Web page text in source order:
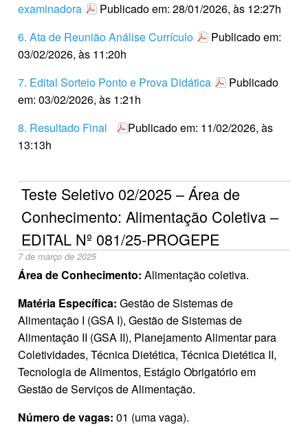
examinadora
Publicado em: 28/01/2026, às 12:27h
6. Ata de Reunião Análise Currículo
Publicado em:
03/02/2026, às 11:20h
7. Edital Sorteio Ponto e Prova Didática
Publicado
em: 03/02/2026, às 1:21h
8. Resultado Final
Publicado em: 11/02/2026, às
13:13h
Teste Seletivo 02/2025 – Área de
Conhecimento: Alimentação Coletiva –
EDITAL Nº 081/25‐PROGEPE
7 de março de 2025
Área de Conhecimento: Alimentação coletiva.
Matéria Específica: Gestão de Sistemas de
Alimentação I (GSA I), Gestão de Sistemas de
Alimentação II (GSA II), Planejamento Alimentar para
Coletividades, Técnica Dietética, Técnica Dietética II,
Tecnologia de Alimentos, Estágio Obrigatório em
Gestão de Serviços de Alimentação.
Número de vagas: 01 (uma vaga).